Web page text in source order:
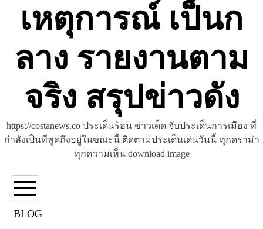
เหตุการณ์ เป็นก
ลาง รายงานตาม
จริง สรุปข่าวดัง
https://costanews.co ประเด็นร้อน ข่าวเด็ด จับประเด็นการเมือง ที่
กำลังเป็นที่พูดถึงอยู่ในขณะนี้ ติดตามประเด็นเด่นวันนี้ ทุกดราม่า
ทุกความเห็น download image
BLOG